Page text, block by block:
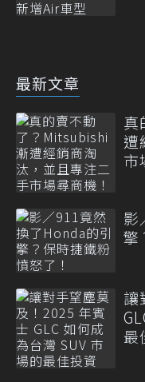
最新文章
真
遭
市
影
擎
讓
最